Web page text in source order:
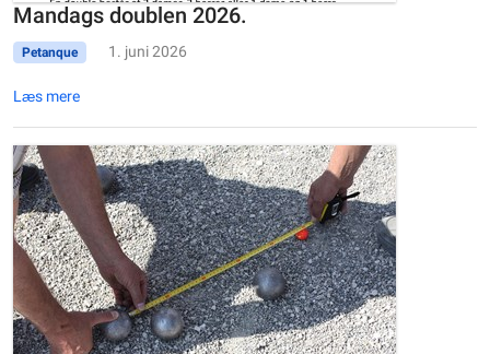
Mandags doublen 2026.
Petanque 1. juni 2026
Læs mere